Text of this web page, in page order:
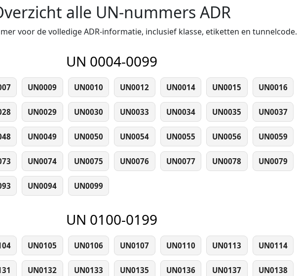
alle UN-nummers ADR
voor de volledige ADR-informatie, inclusief klasse, etiketten en tunnelcode.
UN 0004-0099
UN0009 UN0010 UN0012 UN0014 UN0015 UN0016
UN0029 UN0030 UN0033 UN0034 UN0035 UN0037
UN0049 UN0050 UN0054 UN0055 UN0056 UN0059
UN0074 UN0075 UN0076 UN0077 UN0078 UN0079
UN0094 UN0099
UN 0100-0199
UN0105 UN0106 UN0107 UN0110 UN0113 UN0114
UN0132 UN0133 UN0135 UN0136 UN0137 UN0138